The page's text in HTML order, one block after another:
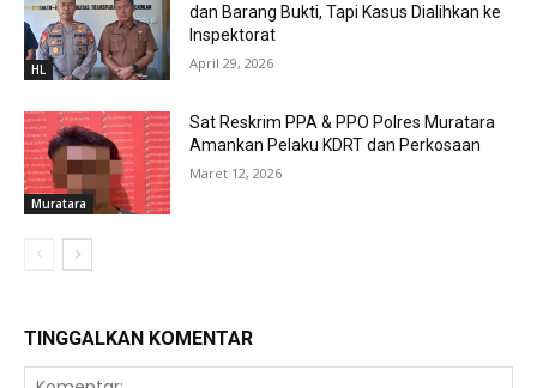
HL
dan Barang Bukti, Tapi Kasus Dialihkan ke
Inspektorat
April 29, 2026
Muratara
Sat Reskrim PPA & PPO Polres Muratara
Amankan Pelaku KDRT dan Perkosaan
Maret 12, 2026
TINGGALKAN KOMENTAR